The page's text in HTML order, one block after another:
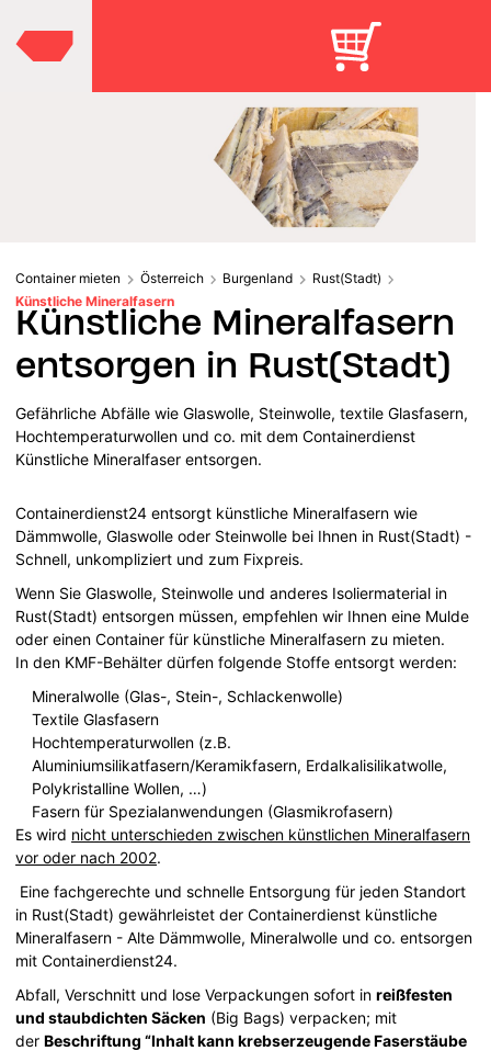
Container mieten Österreich Burgenland
Rust(Stadt)
Künstliche Mineralfasern
Künstliche Mineralfasern
entsorgen in Rust(Stadt)
Gefährliche Abfälle wie Glaswolle, Steinwolle, textile Glasfasern,
Hochtemperaturwollen und co. mit dem Containerdienst
Künstliche Mineralfaser entsorgen.
Containerdienst24 entsorgt künstliche Mineralfasern wie
Dämmwolle, Glaswolle oder Steinwolle bei Ihnen in Rust(Stadt) -
Schnell, unkompliziert und zum Fixpreis.
Wenn Sie Glaswolle, Steinwolle und anderes Isoliermaterial in
Rust(Stadt) entsorgen müssen, empfehlen wir Ihnen eine Mulde
oder einen Container für künstliche Mineralfasern zu mieten.
In den KMF-Behälter dürfen folgende Stoffe entsorgt werden:
Mineralwolle (Glas-, Stein-, Schlackenwolle)
Textile Glasfasern
Hochtemperaturwollen (z.B.
Aluminiumsilikatfasern/Keramikfasern, Erdalkalisilikatwolle,
Polykristalline Wollen, …)
Fasern für Spezialanwendungen (Glasmikrofasern)
Es wird nicht unterschieden zwischen künstlichen Mineralfasern
vor oder nach 2002.
Eine fachgerechte und schnelle Entsorgung für jeden Standort
in Rust(Stadt) gewährleistet der Containerdienst künstliche
Mineralfasern - Alte Dämmwolle, Mineralwolle und co. entsorgen
mit Containerdienst24.
Abfall, Verschnitt und lose Verpackungen sofort inreißfesten
und staubdichten Säcken (Big Bags) verpacken; mit
derBeschriftung “Inhalt kann krebserzeugende Faserstäube